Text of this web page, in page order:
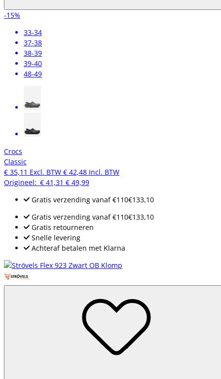
-15%
33-34
37-38
38-39
39-40
48-49
Crocs
Classic
€ 35,11 Excl. BTW € 42,48 Incl. BTW
Origineel: € 41,31 € 49,99
Gratis verzending vanaf€110€133,10
Gratis verzending vanaf€110€133,10
Gratis retourneren
Snelle levering
Achteraf betalen met Klarna